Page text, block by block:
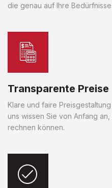
die genau auf Ihre
Transparente Preise
Klare und faire
uns wissen Sie von Anfang
rechnen können.